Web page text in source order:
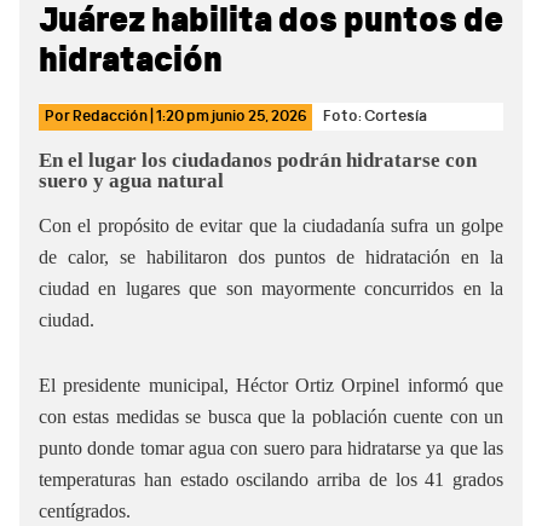
Juárez habilita dos puntos de
hidratación
Por Redacción 1:20 pmjunio 25, 2026 Foto: Cortesía
En el lugar los ciudadanos podrán hidratarse con
suero y agua natural
Con el propósito de evitar que la ciudadanía sufra un golpe
de calor, se habilitaron dos puntos de hidratación en la
ciudad en lugares que son mayormente concurridos en la
ciudad.
El presidente municipal, Héctor Ortiz Orpinel informó que
con estas medidas se busca que la población cuente con un
punto donde tomar agua con suero para hidratarse ya que las
temperaturas han estado oscilando arriba de los 41 grados
centígrados.